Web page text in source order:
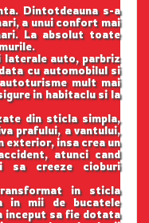
Dintotdeauna s-a
a unui confort mai
La absolut toate
laterale auto, parbriz
cu automobilul si
mult mai
in habitaclu si la
din sticla simpla,
prafului, a vantului,
exterior, insa crea un
atunci cand
creeze cioburi
in sticla
in mii de bucatele
inceput sa fie dotata